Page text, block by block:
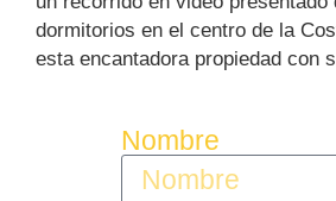
dormitorios ‌en ‌el ‌centro ‌de ‌la
esta ‌encantadora ‌propiedad ‌con
Nombre